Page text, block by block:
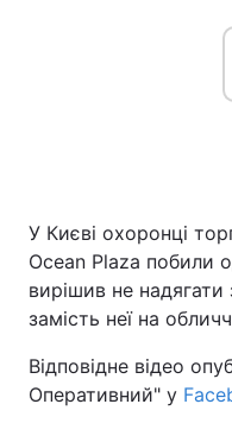
У Києві охоронці
Ocean Plaza побили
вирішив не
замість неї на
Відповідне відео
Оперативний" у